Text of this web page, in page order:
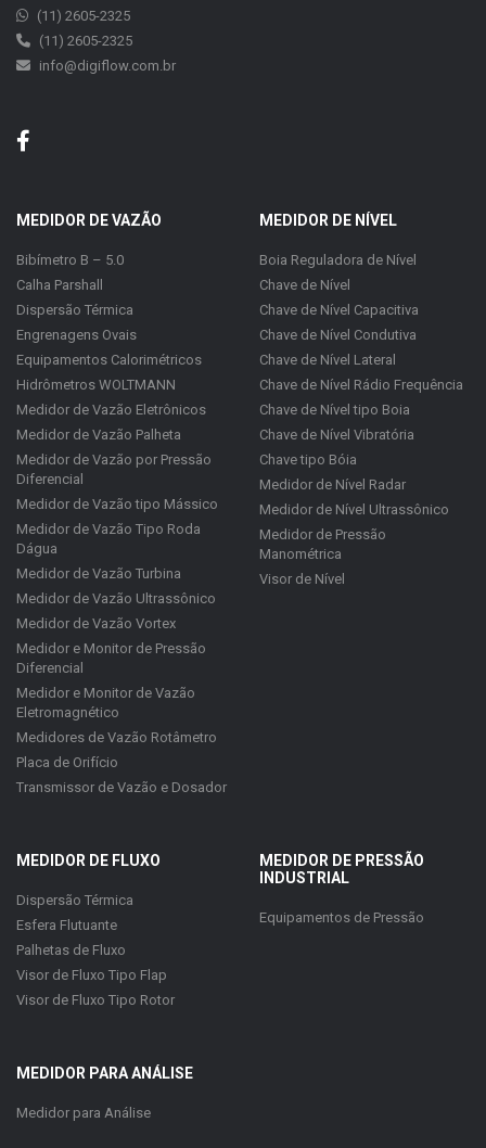
(11) 2605-2325
(11) 2605-2325
info@digiflow.com.br
MEDIDOR DE VAZÃO
Bibímetro B – 5.0
Calha Parshall
Dispersão Térmica
Engrenagens Ovais
Equipamentos Calorimétricos
Hidrômetros WOLTMANN
Medidor de Vazão Eletrônicos
Medidor de Vazão Palheta
Medidor de Vazão por Pressão
Diferencial
Medidor de Vazão tipo Mássico
Medidor de Vazão Tipo Roda
Dágua
Medidor de Vazão Turbina
Medidor de Vazão Ultrassônico
Medidor de Vazão Vortex
Medidor e Monitor de Pressão
Diferencial
Medidor e Monitor de Vazão
Eletromagnético
Medidores de Vazão Rotâmetro
Placa de Orifício
Transmissor de Vazão e Dosador
MEDIDOR DE NÍVEL
Boia Reguladora de Nível
Chave de Nível
Chave de Nível Capacitiva
Chave de Nível Condutiva
Chave de Nível Lateral
Chave de Nível Rádio Frequência
Chave de Nível tipo Boia
Chave de Nível Vibratória
Chave tipo Bóia
Medidor de Nível Radar
Medidor de Nível Ultrassônico
Medidor de Pressão
Manométrica
Visor de Nível
MEDIDOR DE FLUXO
Dispersão Térmica
Esfera Flutuante
Palhetas de Fluxo
Visor de Fluxo Tipo Flap
Visor de Fluxo Tipo Rotor
MEDIDOR DE PRESSÃO
INDUSTRIAL
Equipamentos de Pressão
MEDIDOR PARA ANÁLISE
Medidor para Análise